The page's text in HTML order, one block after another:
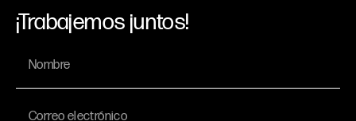
¡Trabajemos juntos!